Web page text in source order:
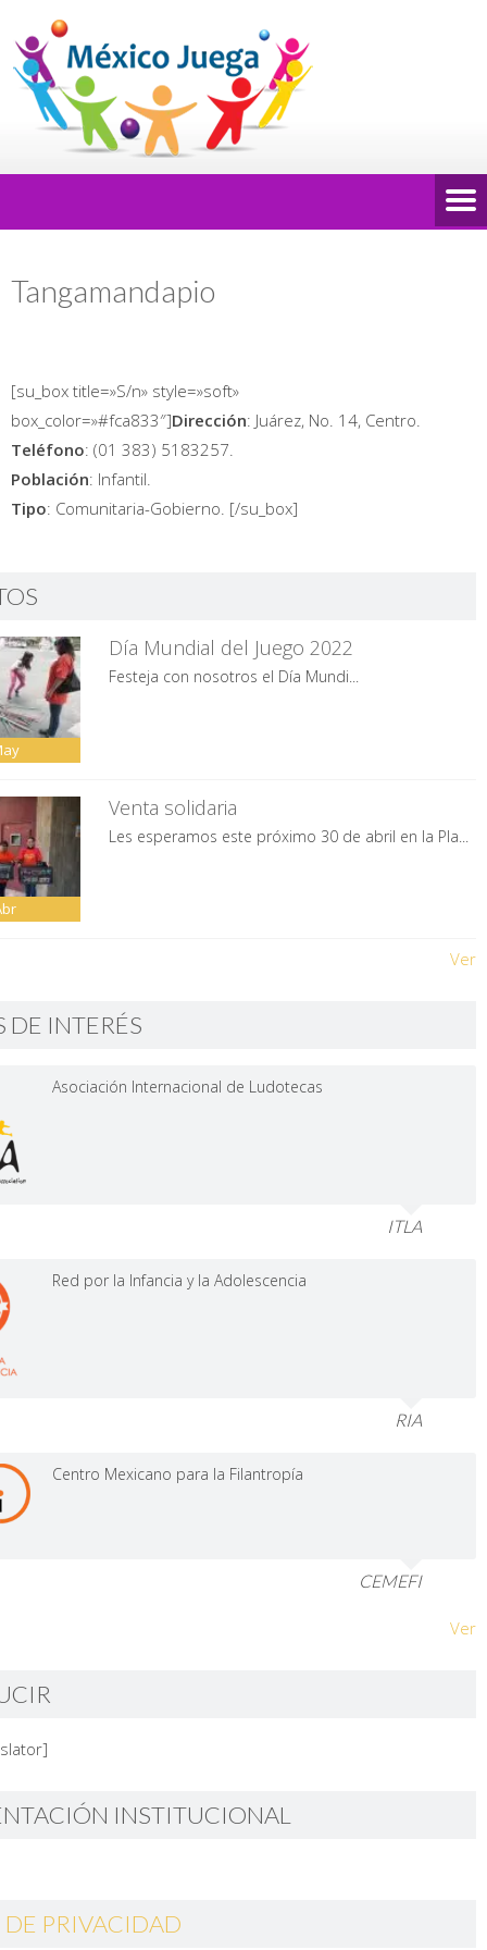
Tangamandapio
[su_box title=»S/n» style=»soft»
box_color=»#fca833″]Dirección: Juárez, No. 14, Centro.
Teléfono: (01 383) 5183257.
Población: Infantil.
Tipo: Comunitaria-Gobierno. [/su_box]
Día Mundial del Juego 2022
Festeja con nosotros el Día Mundi...
Venta solidaria
Les esperamos este próximo 30 de abril en la Pla...
Ver
DE INTERÉS
Asociación Internacional de Ludotecas
ITLA
Red por la Infancia y la Adolescencia
RIA
Centro Mexicano para la Filantropía
CEMEFI
Ver
INSTITUCIONAL
DE PRIVACIDAD